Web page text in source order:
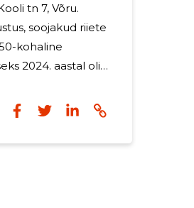
tn 7, Võru.
soojakud riiete
kohaline
2024. aastal oli